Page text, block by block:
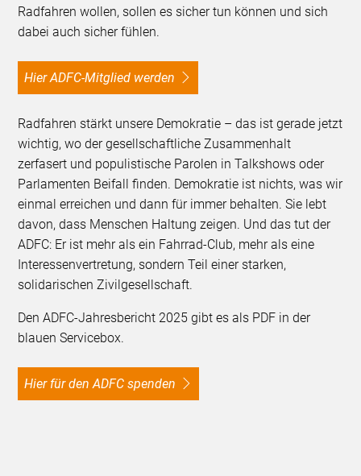
Radfahren wollen, sollen es sicher tun können und sich
dabei auch sicher fühlen.
Hier ADFC-Mitglied werden
Radfahren stärkt unsere Demokratie – das ist gerade jetzt
wichtig, wo der gesellschaftliche Zusammenhalt
zerfasert und populistische Parolen in Talkshows oder
Parlamenten Beifall finden. Demokratie ist nichts, was wir
einmal erreichen und dann für immer behalten. Sie lebt
davon, dass Menschen Haltung zeigen. Und das tut der
ADFC: Er ist mehr als ein Fahrrad-Club, mehr als eine
Interessenvertretung, sondern Teil einer starken,
solidarischen Zivilgesellschaft.
Den ADFC-Jahresbericht 2025 gibt es als PDF in der
blauen Servicebox.
Hier für den ADFC spenden